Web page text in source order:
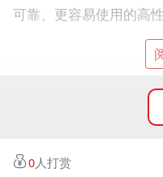
可靠、更容易使用的高
0人打赏